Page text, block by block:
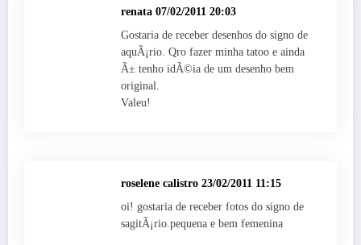
renata 07/02/2011 20:03
Gostaria de receber desenhos do signo de
aquÃ¡rio. Qro fazer minha tatoo e ainda
Ã± tenho idÃ©ia de um desenho bem
original.
Valeu!
roselene calistro 23/02/2011 11:15
oi! gostaria de receber fotos do signo de
sagitÃ¡rio.pequena e bem femenina